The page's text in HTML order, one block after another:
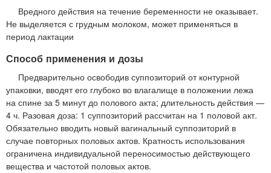
Вредного действия на течение беременности не оказывает.
Не выделяется с грудным молоком, может применяться в
период лактации
Способ применения и дозы
Предварительно освободив суппозиторий от контурной
упаковки, вводят его глубоко во влагалище в положении лежа
на спине за 5 минут до полового акта; длительность действия —
4 ч. Разовая доза: 1 суппозиторий рассчитан на 1 половой акт.
Обязательно вводить новый вагинальный суппозиторий в
случае повторных половых актов. Кратность использования
ограничена индивидуальной переносимостью действующего
вещества и частотой половых актов.